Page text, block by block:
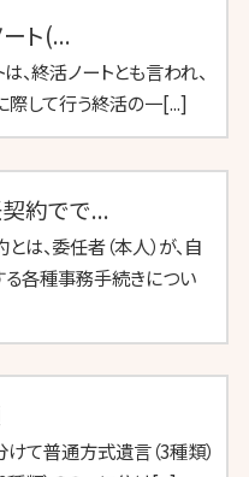
ト(...
、終活ノートとも言われ、
際して行う終活の一[...]
約でで...
は、委任者（本人）が、自
各種事務手続きについ
けて普通方式遺言（3種類）